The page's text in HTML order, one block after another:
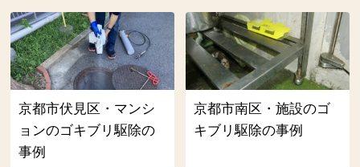
京都市伏見区・マンシ
ョンのゴキブリ駆除の
事例
京都市南区・施設のゴ
キブリ駆除の事例